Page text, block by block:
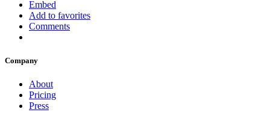
Embed
Add to favorites
Comments
Company
About
Pricing
Press